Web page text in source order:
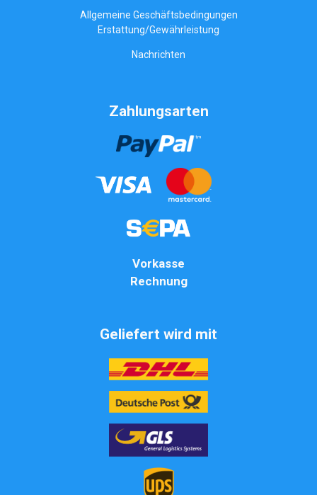
Allgemeine Geschäftsbedingungen
Erstattung/Gewährleistung
Nachrichten
Zahlungsarten
Vorkasse
Rechnung
Geliefert wird mit